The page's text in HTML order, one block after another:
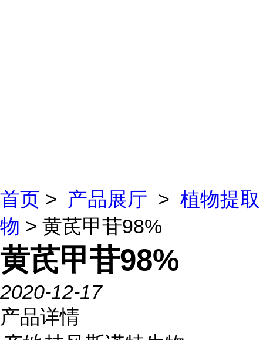
首页 > 产品展厅 > 植物提取
物 > 黄芪甲苷98%
黄芪甲苷98%
2020-12-17
产品详情